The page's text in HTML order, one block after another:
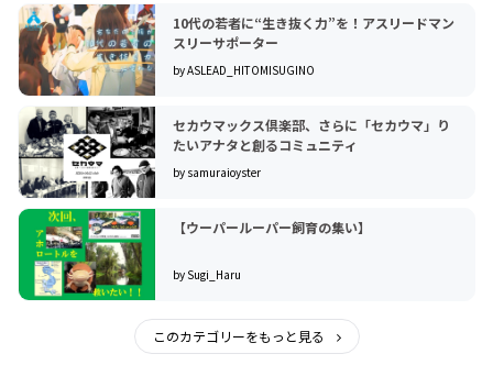
10代の若者に“生き抜く力”を！アスリードマン
スリーサポーター
by ASLEAD_HITOMISUGINO
セカウマックス倶楽部、さらに「セカウマ」り
たいアナタと創るコミュニティ
by samuraioyster
【ウーパールーパー飼育の集い】
by Sugi_Haru
このカテゴリーをもっと見る